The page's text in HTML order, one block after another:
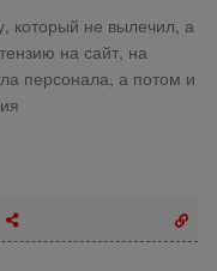
который не вылечил, а
на сайт, на
персонала, а потом и